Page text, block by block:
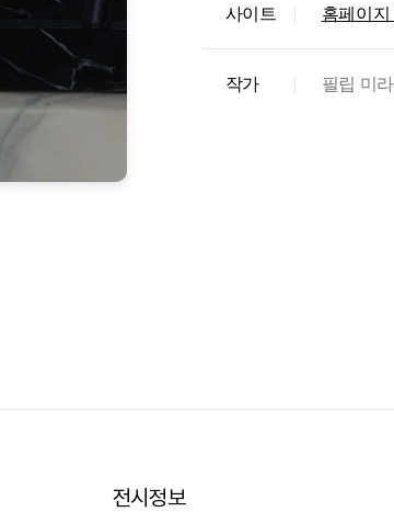
사이트 | 홈페이
작가 | 필립 미
전시정보